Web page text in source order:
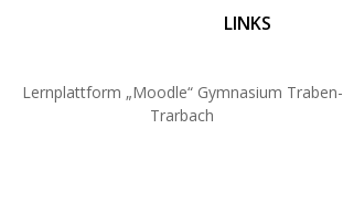
LINKS
Lernplattform „Moodle“ Gymnasium Traben-
Trarbach